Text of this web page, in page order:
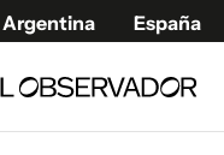
Argentina España